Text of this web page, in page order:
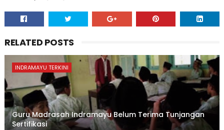
RELATED POSTS
INDRAMAYU TERKINI
Guru Madrasah Indramayu Belum Terima Tunjangan
Sertifikasi